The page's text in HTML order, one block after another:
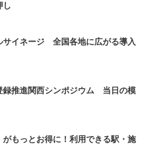
し
サイネージ 全国各地に広がる導入
録推進関西シンポジウム 当日の模
がもっとお得に！利用できる駅・施